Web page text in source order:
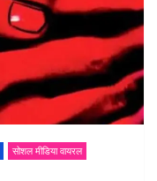
सोशल मीडिया वायरल